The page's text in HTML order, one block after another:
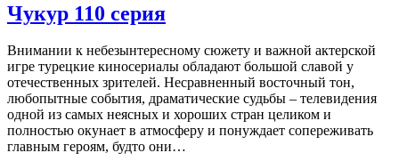
Чукур 110 серия
Внимании к небезынтересному сюжету и важной актерской
игре турецкие киносериалы обладают большой славой у
отечественных зрителей. Несравненный восточный тон,
любопытные события, драматические судьбы – телевидения
одной из самых неясных и хороших стран целиком и
полностью окунает в атмосферу и понуждает сопереживать
главным героям, будто они…